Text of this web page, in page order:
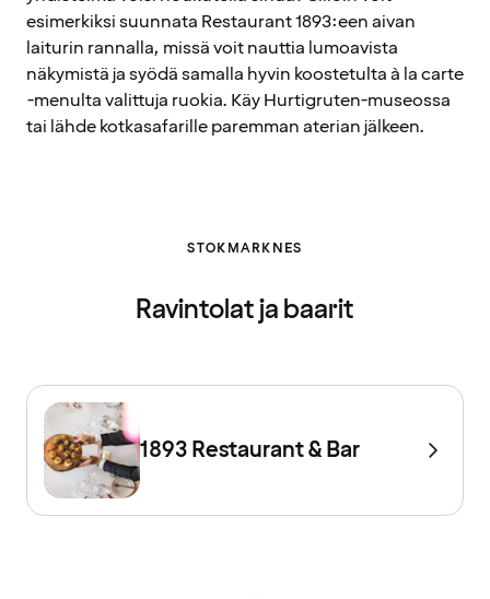
esimerkiksi suunnata Restaurant 1893:een aivan
laiturin rannalla, missä voit nauttia lumoavista
näkymistä ja syödä samalla hyvin koostetulta à la carte
-menulta valittuja ruokia. Käy Hurtigruten-museossa
tai lähde kotkasafarille paremman aterian jälkeen.
STOKMARKNES
Ravintolat ja baarit
1893 Restaurant & Bar